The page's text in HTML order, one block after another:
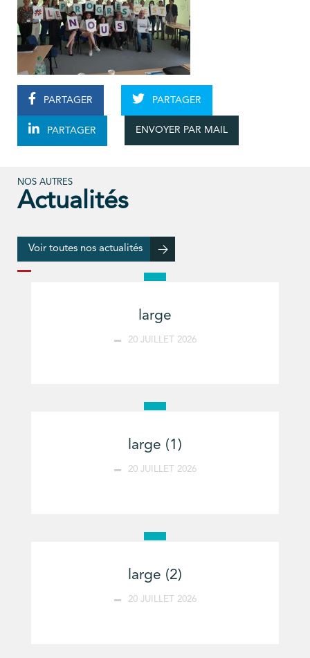
PARTAGER PARTAGER
PARTAGER ENVOYER PAR MAIL
NOS AUTRES
Actualités
Voir toutes nos actualités
large
20 JUILLET 2026
large (1)
20 JUILLET 2026
large (2)
20 JUILLET 2026